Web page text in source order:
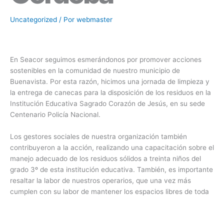
Uncategorized / Por webmaster
En Seacor seguimos esmerándonos por promover acciones
sostenibles en la comunidad de nuestro municipio de
Buenavista. Por esta razón, hicimos una jornada de limpieza y
la entrega de canecas para la disposición de los residuos en la
Institución Educativa Sagrado Corazón de Jesús, en su sede
Centenario Policía Nacional.
Los gestores sociales de nuestra organización también
contribuyeron a la acción, realizando una capacitación sobre el
manejo adecuado de los residuos sólidos a treinta niños del
grado 3º de esta institución educativa. También, es importante
resaltar la labor de nuestros operarios, que una vez más
cumplen con su labor de mantener los espacios libres de toda